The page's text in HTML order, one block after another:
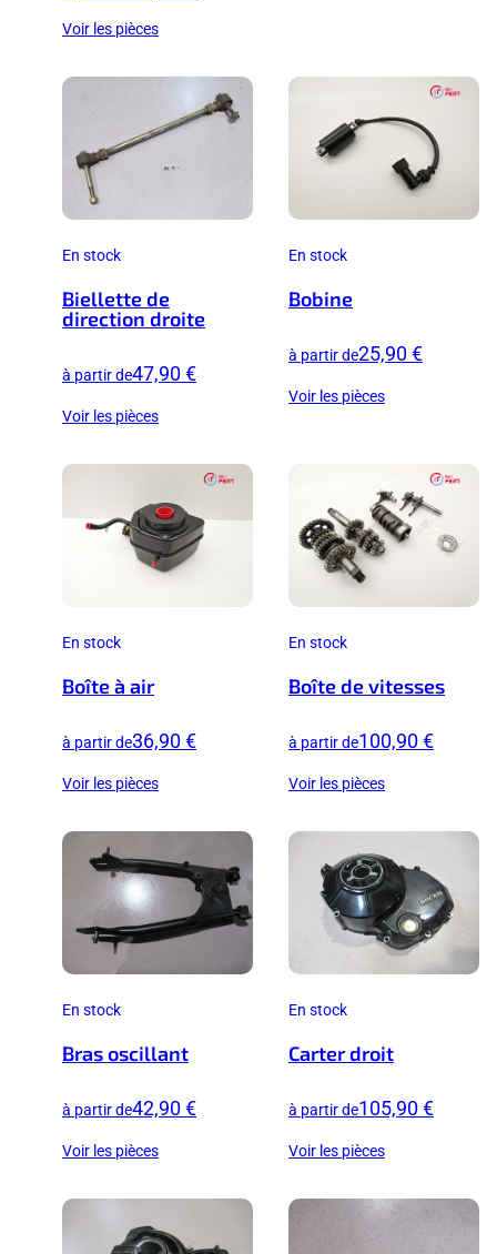
Voir les pièces
En stock
Biellette de
direction droite
à partir de47,90 €
Voir les pièces
En stock
Bobine
à partir de25,90 €
Voir les pièces
En stock
Boîte à air
à partir de36,90 €
Voir les pièces
En stock
Boîte de vitesses
à partir de100,90 €
Voir les pièces
En stock
Bras oscillant
à partir de42,90 €
Voir les pièces
En stock
Carter droit
à partir de105,90 €
Voir les pièces